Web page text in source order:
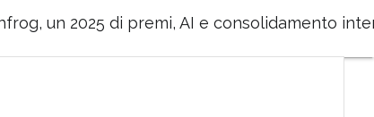
un 2025 di premi, AI e consolidamento